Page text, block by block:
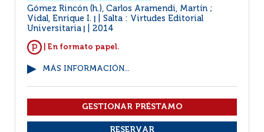
Gómez Rincón (h.), Carlos Aramendi, Martín ;
Vidal, Enrique I.
Salta : Virtudes Editorial
Universitaria
2014
| En formato papel.
MÁS INFORMACIÓN...